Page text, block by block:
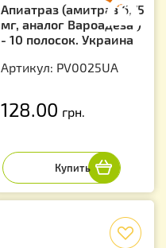
Апиатраз (амитраз 6,75
мг, аналог Вароадеза )
- 10 полосок. Украина
Артикул: PV0025UA
128.00 грн.